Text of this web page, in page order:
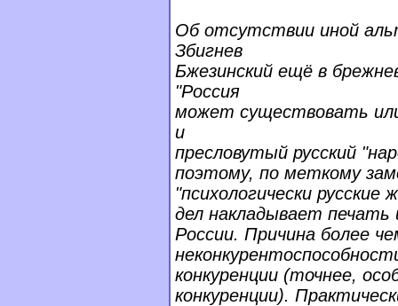
Об отсутствии иной
Збигнев
Бжезинский ещё в
"Россия
может существовать
и
пресловутый русский
поэтому, по меткому
"психологически
дел накладывает печать
России. Причина более
конкуренции (точнее,
конкуренции).